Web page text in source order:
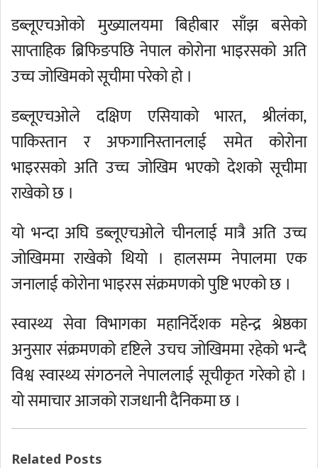
डब्लूएचओको मुख्यालयमा बिहीबार साँझ बसेको
साप्ताहिक ब्रिफिङपछि नेपाल कोरोना भाइरसको अति
उच्च जोखिमको सूचीमा परेको हो ।
डब्लूएचओले दक्षिण एसियाको भारत, श्रीलंका,
पाकिस्तान र अफगानिस्तानलाई समेत कोरोना
भाइरसको अति उच्च जोखिम भएको देशको सूचीमा
राखेको छ ।
यो भन्दा अघि डब्लूएचओले चीनलाई मात्रै अति उच्च
जोखिममा राखेको थियो । हालसम्म नेपालमा एक
जनालाई कोरोना भाइरस संक्रमणको पुष्टि भएको छ ।
स्वास्थ्य सेवा विभागका महानिर्देशक महेन्द्र श्रेष्ठका
अनुसार संक्रमणको दृष्टिले उचच जोखिममा रहेको भन्दै
विश्व स्वास्थ्य संगठनले नेपाललाई सूचीकृत गरेको हो ।
यो समाचार आजको राजधानी दैनिकमा छ ।
Related Posts